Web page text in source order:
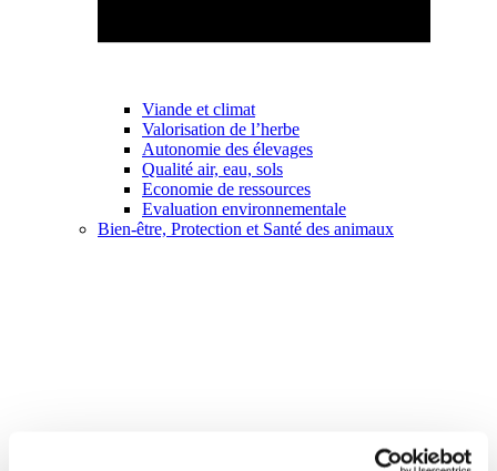
Viande et climat
Valorisation de l’herbe
Autonomie des élevages
Qualité air, eau, sols
Economie de ressources
Evaluation environnementale
Bien-être, Protection et Santé des animaux